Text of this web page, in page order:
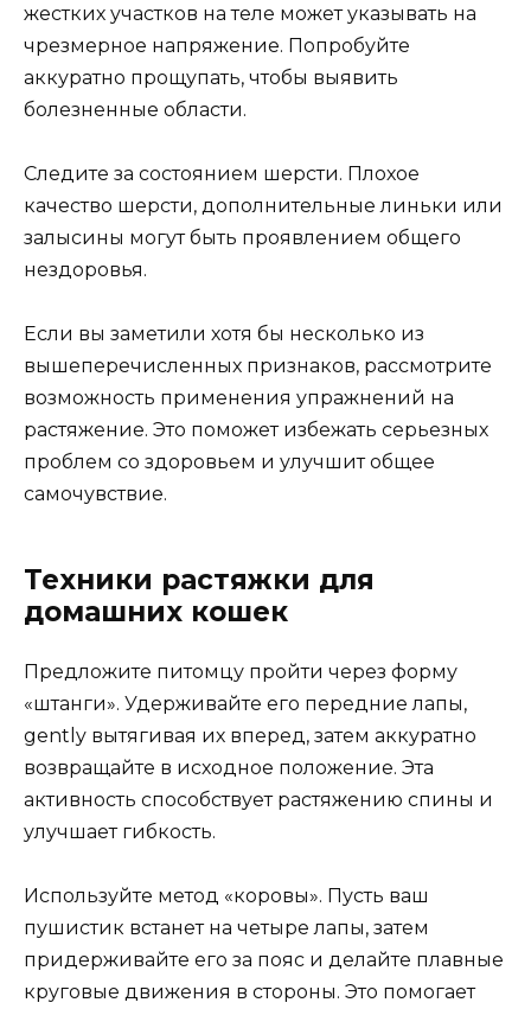
жестких участков на теле может указывать на
чрезмерное напряжение. Попробуйте
аккуратно прощупать, чтобы выявить
болезненные области.
Следите за состоянием шерсти. Плохое
качество шерсти, дополнительные линьки или
залысины могут быть проявлением общего
нездоровья.
Если вы заметили хотя бы несколько из
вышеперечисленных признаков, рассмотрите
возможность применения упражнений на
растяжение. Это поможет избежать серьезных
проблем со здоровьем и улучшит общее
самочувствие.
Техники растяжки для
домашних кошек
Предложите питомцу пройти через форму
«штанги». Удерживайте его передние лапы,
gently вытягивая их вперед, затем аккуратно
возвращайте в исходное положение. Эта
активность способствует растяжению спины и
улучшает гибкость.
Используйте метод «коровы». Пусть ваш
пушистик встанет на четыре лапы, затем
придерживайте его за пояс и делайте плавные
круговые движения в стороны. Это помогает